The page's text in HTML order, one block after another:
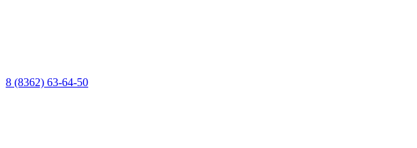
8 (8362) 63-64-50